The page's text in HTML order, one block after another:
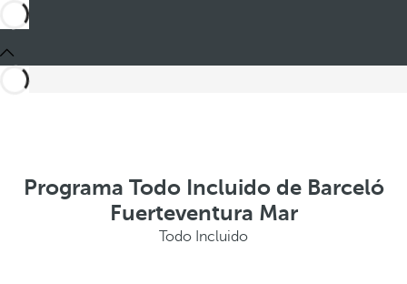
Programa Todo Incluido de Barceló
Fuerteventura Mar
Todo Incluido